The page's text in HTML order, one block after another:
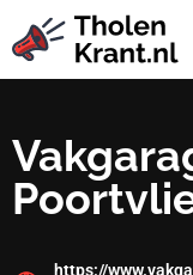
https://